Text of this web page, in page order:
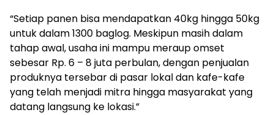
“Setiap panen bisa mendapatkan 40kg hingga 50kg
untuk dalam 1300 baglog. Meskipun masih dalam
tahap awal, usaha ini mampu meraup omset
sebesar Rp. 6 – 8 juta perbulan, dengan penjualan
produknya tersebar di pasar lokal dan kafe-kafe
yang telah menjadi mitra hingga masyarakat yang
datang langsung ke lokasi.”